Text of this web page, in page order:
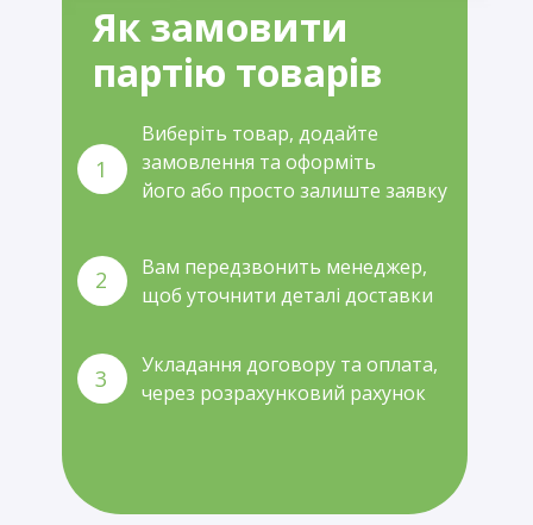
Як замовити
партію товарів
Виберіть товар, додайте
замовлення та оформіть
його або просто залиште заявку
1
Вам передзвонить менеджер,
щоб уточнити деталі доставки
2
Укладання договору та оплата,
через розрахунковий рахунок
3